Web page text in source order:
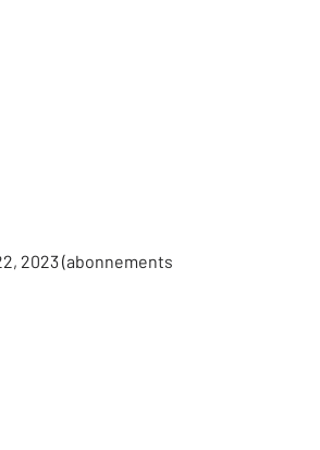
2023 (abonnements